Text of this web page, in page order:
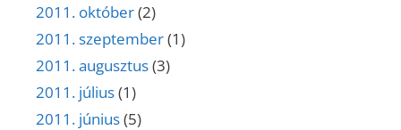
2011. október(2)
2011. szeptember(1)
2011. augusztus(3)
2011. július(1)
2011. június(5)